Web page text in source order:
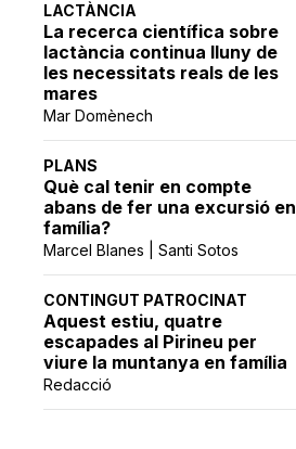
LACTÀNCIA
La recerca científica sobre
lactància continua lluny de
les necessitats reals de les
mares
Mar Domènech
PLANS
Què cal tenir en compte
abans de fer una excursió en
família?
Marcel Blanes | Santi Sotos
CONTINGUT PATROCINAT
Aquest estiu, quatre
escapades al Pirineu per
viure la muntanya en família
Redacció